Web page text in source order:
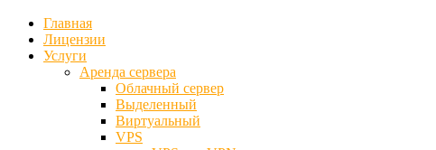
Главная
Лицензии
Услуги
Аренда сервера
Облачный сервер
Выделенный
Виртуальный
VPS